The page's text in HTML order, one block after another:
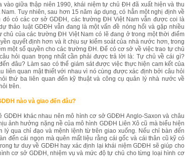
giữa thập niên 1990, khái niệm tự chủ ĐH đã xuất hiện và thu
Tuy nhiên, sau hơn 15 năm áp dụng, có hẳn một nghị định về
có các cơ sở GDĐH, các trường ĐH Việt Nam vẫn được coi là
thảo luật GDĐH vẫn đang là một vấn đề nóng hổi và gặp nhiều
chủ của các trường ĐH Việt Nam có lẽ đang ở trong một thời điểm
quyết định hơn và ít chịu sự kiểm soát của nhà nước hơn, trong
một số quyền cho các trường ĐH. Để có cơ sở về việc trao tự chủ
hỏi quan trọng nhất cần phải được trả lời là: Tự chủ về cái gì?
đâu? Làm sao có thể giám sát được việc thực hiện cam kết của
liên quan mật thiết với nhau vì nó cùng được xác định bởi câu hỏi
thứ ba liên quan đến kỹ thuật và công cụ quản lý nhà nước về
trên.
nào và giao đến đâu?
GDĐH khác nhau nên mô hình cơ sở GDĐH Anglo-Saxon và châu
ảnh hưởng nặng nề của mô hình GDĐH Liên Xô cũ mà biểu hiện
lý qua chỉ đạo và mệnh lệnh từ trên giao xuống. Nếu chỉ bàn đến
đến cái ngọn mà quên mất liệu rằng cái gốc và cái thân cũ kỹ có
tư duy về GDĐH hay xác định lại khái niệm GDĐH sẽ giúp cho
cơ sở GDĐH, nhiệm vụ và mức độ tự chủ cho từng loại hình cơ